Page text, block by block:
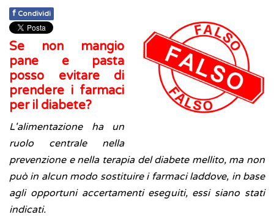
f Condividi
Se non mangio
pane e pasta
posso evitare di
prendere i farmaci
per il diabete?
L'alimentazione ha un
ruolo centrale nella
prevenzione e nella terapia del diabete mellito, ma non
può in alcun modo sostituire i farmaci laddove, in base
agli opportuni accertamenti eseguiti, essi siano stati
indicati.